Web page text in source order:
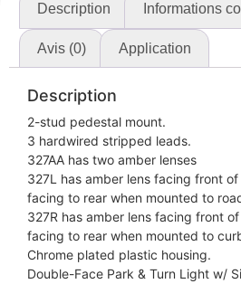
Description Informations
Avis (0) Application
Description
2-stud pedestal mount.
3 hardwired stripped leads.
327AA has two amber lenses
327L has amber lens facing front
facing to rear when mounted to
327R has amber lens facing front
facing to rear when mounted to
Chrome plated plastic housing.
Double-Face Park & Turn Light w/